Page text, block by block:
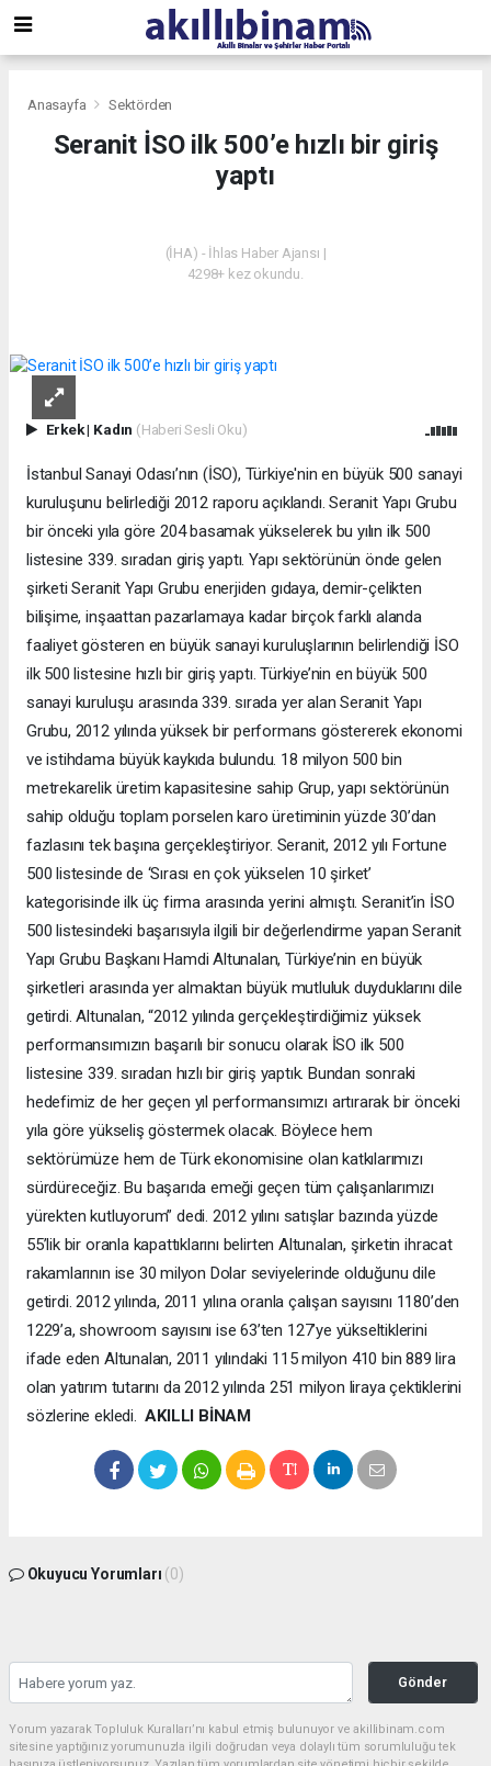
Anasayfa Sektörden
Seranit İSO ilk 500’e hızlı bir giriş
yaptı
(İHA) - İhlas Haber Ajansı |
4298+ kez okundu.
Erkek| Kadın (Haberi Sesli Oku)
İstanbul Sanayi Odası’nın (İSO), Türkiye'nin en büyük 500 sanayi
kuruluşunu belirlediği 2012 raporu açıklandı. Seranit Yapı Grubu
bir önceki yıla göre 204 basamak yükselerek bu yılın ilk 500
listesine 339. sıradan giriş yaptı. Yapı sektörünün önde gelen
şirketi Seranit Yapı Grubu enerjiden gıdaya, demir-çelikten
bilişime, inşaattan pazarlamaya kadar birçok farklı alanda
faaliyet gösteren en büyük sanayi kuruluşlarının belirlendiği İSO
ilk 500 listesine hızlı bir giriş yaptı. Türkiye’nin en büyük 500
sanayi kuruluşu arasında 339. sırada yer alan Seranit Yapı
Grubu, 2012 yılında yüksek bir performans göstererek ekonomi
ve istihdama büyük kaykıda bulundu. 18 milyon 500 bin
metrekarelik üretim kapasitesine sahip Grup, yapı sektörünün
sahip olduğu toplam porselen karo üretiminin yüzde 30’dan
fazlasını tek başına gerçekleştiriyor. Seranit, 2012 yılı Fortune
500 listesinde de ‘Sırası en çok yükselen 10 şirket’
kategorisinde ilk üç firma arasında yerini almıştı. Seranit’in İSO
500 listesindeki başarısıyla ilgili bir değerlendirme yapan Seranit
Yapı Grubu Başkanı Hamdi Altunalan, Türkiye’nin en büyük
şirketleri arasında yer almaktan büyük mutluluk duyduklarını dile
getirdi. Altunalan, “2012 yılında gerçekleştirdiğimiz yüksek
performansımızın başarılı bir sonucu olarak İSO ilk 500
listesine 339. sıradan hızlı bir giriş yaptık. Bundan sonraki
hedefimiz de her geçen yıl performansımızı artırarak bir önceki
yıla göre yükseliş göstermek olacak. Böylece hem
sektörümüze hem de Türk ekonomisine olan katkılarımızı
sürdüreceğiz. Bu başarıda emeği geçen tüm çalışanlarımızı
yürekten kutluyorum” dedi. 2012 yılını satışlar bazında yüzde
55’lik bir oranla kapattıklarını belirten Altunalan, şirketin ihracat
rakamlarının ise 30 milyon Dolar seviyelerinde olduğunu dile
getirdi. 2012 yılında, 2011 yılına oranla çalışan sayısını 1180’den
1229’a, showroom sayısını ise 63’ten 127’ye yükseltiklerini
ifade eden Altunalan, 2011 yılındaki 115 milyon 410 bin 889 lira
olan yatırım tutarını da 2012 yılında 251 milyon liraya çektiklerini
sözlerine ekledi.
AKILLI BİNAM
Okuyucu Yorumları (0)
Gönder
Yorum yazarak Topluluk Kuralları’nı kabul etmiş bulunuyor ve akillibinam.com
sitesine yaptığınız yorumunuzla ilgili doğrudan veya dolaylı tüm sorumluluğu tek